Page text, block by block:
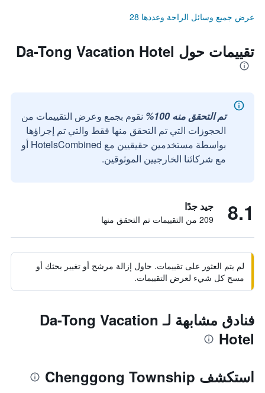
عرض جميع وسائل الراحة وعددها 28
تقييمات حول Da-Tong Vacation Hotel
تم التحقق منه 100%
نقوم بجمع وعرض التقييمات من
الحجوزات التي تم التحقق منها فقط والتي تم إجراؤها
بواسطة مستخدمين حقيقيين مع HotelsCombined أو
مع شركائنا الخارجيين الموثوقين.
8.1 جيد جدًا
209 من التقييمات تم التحقق منها
لم يتم العثور على تقييمات. حاول إزالة مرشح أو تغيير بحثك أو
مسح كل شيء لعرض التقييمات.
فنادق مشابهة لـ Da-Tong Vacation
Hotel
استكشف Chenggong Township